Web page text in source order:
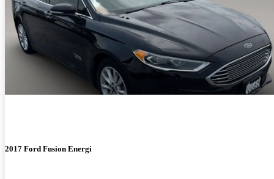
2017 Ford Fusion Energi